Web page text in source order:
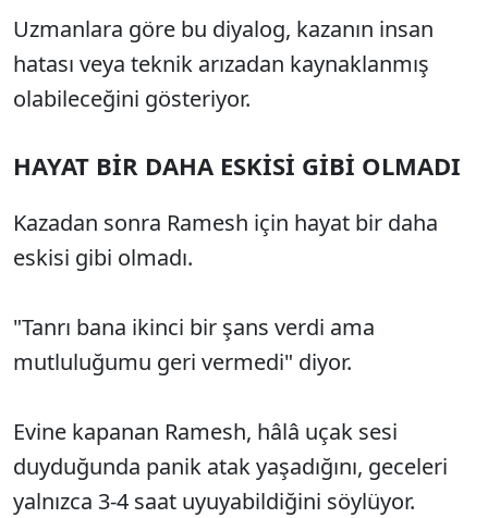
Uzmanlara göre bu diyalog, kazanın insan
hatası veya teknik arızadan kaynaklanmış
olabileceğini gösteriyor.
HAYAT BİR DAHA ESKİSİ GİBİ OLMADI
Kazadan sonra Ramesh için hayat bir daha
eskisi gibi olmadı.
"Tanrı bana ikinci bir şans verdi ama
mutluluğumu geri vermedi" diyor.
Evine kapanan Ramesh, hâlâ uçak sesi
duyduğunda panik atak yaşadığını, geceleri
yalnızca 3-4 saat uyuyabildiğini söylüyor.